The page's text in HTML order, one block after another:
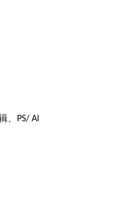
、 PS/ AI